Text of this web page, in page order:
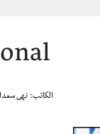
الكاتب:نهى